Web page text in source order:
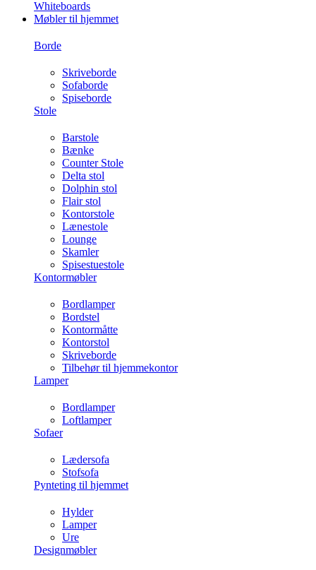
Whiteboards
Møbler til hjemmet
Borde
Skriveborde
Sofaborde
Spiseborde
Stole
Barstole
Bænke
Counter Stole
Delta stol
Dolphin stol
Flair stol
Kontorstole
Lænestole
Lounge
Skamler
Spisestuestole
Kontormøbler
Bordlamper
Bordstel
Kontormåtte
Kontorstol
Skriveborde
Tilbehør til hjemmekontor
Lamper
Bordlamper
Loftlamper
Sofaer
Lædersofa
Stofsofa
Pynteting til hjemmet
Hylder
Lamper
Ure
Designmøbler